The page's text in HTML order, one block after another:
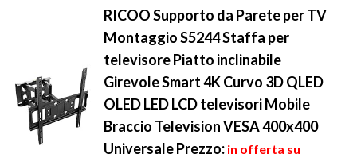
RICOO Supporto da Parete per TV
Montaggio S5244 Staffa per
televisore Piatto inclinabile
Girevole Smart 4K Curvo 3D QLED
OLED LED LCD televisori Mobile
Braccio Television VESA 400x400
UniversalePrezzo: in offerta su